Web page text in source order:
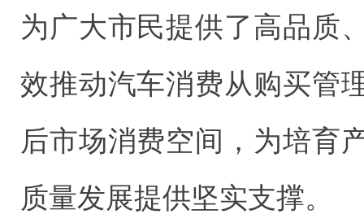
为广大市民提供了高品质
效推动汽车消费从购买管
后市场消费空间，为培育
质量发展提供坚实支撑。